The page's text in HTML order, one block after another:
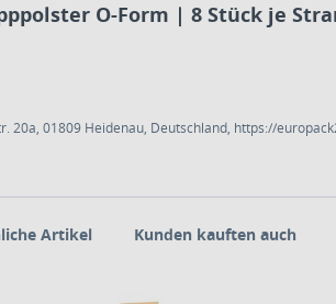
O-Form | 8 Stück je
20a, 01809 Heidenau, Deutschland, https://
Artikel Kunden kauften auch